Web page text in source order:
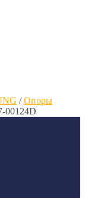
/Опоры
00124D